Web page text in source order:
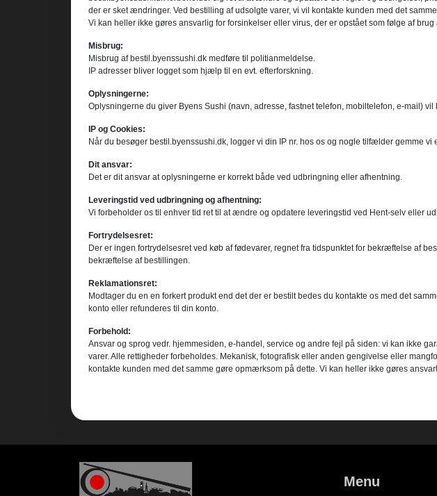
der er sket ændringer. Ved bestilling af udsolgte varer, vi vil kontakte kunden med det
Vi kan heller ikke gøres ansvarlig for forsinkelser eller virus, der er opstået som følge af
Misbrug:
Misbrug af bestil.byenssushi.dk medføre til politianmeldelse.
IP adresser bliver logget som hjælp til en evt. efterforskning.
Oplysningerne:
Oplysningerne du giver Byens Sushi (navn, adresse, fastnet telefon, mobiltelefon, e-mail)
IP og Cookies:
Når du besøger bestil.byenssushi.dk, logger vi din IP nr. hos os og nogle tilfælder gemme
Dit ansvar:
Det er dit ansvar at oplysningerne er korrekt både ved udbringning eller afhentning.
Leveringstid ved udbringning og afhentning:
Vi forbeholder os til enhver tid ret til at ændre og opdatere leveringstid ved Hent-selv eller
Fortrydelsesret:
Der er ingen fortrydelsesret ved køb af fødevarer, regnet fra tidspunktet for bekræftelse af
bekræftelse af bestillingen.
Reklamationsret:
Modtager du en en forkert produkt end det der er bestilt bedes du kontakte os med det
konto eller refunderes til din konto.
Forbehold:
Ansvar og sprog vedr. hjemmesiden, e-handel, service og andre fejl på siden: vi kan ikke
varer. Alle rettigheder forbeholdes. Mekanisk, fotografisk eller anden gengivelse eller
kontakte kunden med det samme gøre opmærksom på dette. Vi kan heller ikke gøres
Menu